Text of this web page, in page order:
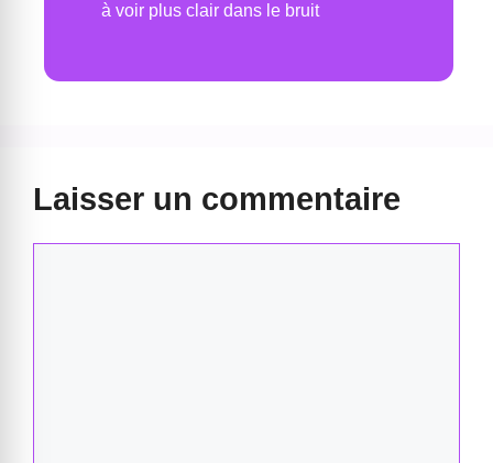
à voir plus clair dans le bruit
Laisser un commentaire